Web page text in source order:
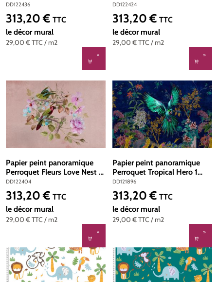
Référence DD122436 -
Intissé 200g/m2 - 400 x
270 cm
DD122436
29,00 €TTC / m2
Prix régulier :
313,20 € TTC
le décor mural
Référence DD122424 -
Intissé 200g/m2 - 400 x
270 cm
DD122424
29,00 €TTC / m2
Prix régulier :
313,20 € TTC
le décor mural
Papier peint panoramique
Perroquet Fleurs Love Nest 2
- Référence DD122404 -
Intissé 200g/m2 - 400 x
270 cm
DD122404
29,00 €TTC / m2
Prix régulier :
313,20 € TTC
le décor mural
Papier peint panoramique
Perroquet Tropical Hero 1
vert - Référence DD121896 -
Intissé 200g/m2 - 400 x
270 cm
DD121896
29,00 €TTC / m2
Prix régulier :
313,20 € TTC
le décor mural